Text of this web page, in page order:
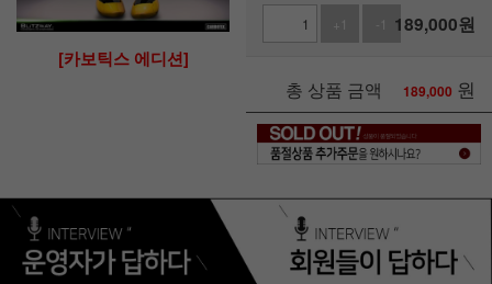
[카보틱스 에디션]
+1
-1 189,000원
총 상품 금액 189,000 원